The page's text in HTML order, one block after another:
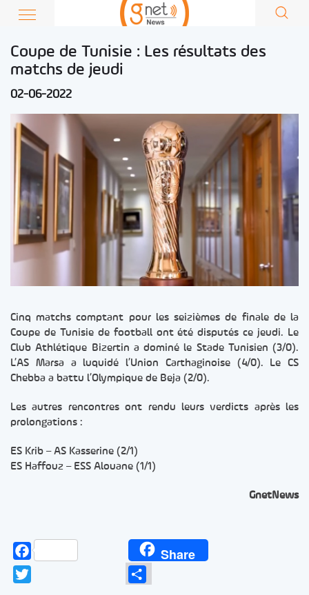
Coupe de Tunisie : Les résultats des
matchs de jeudi
02-06-2022
Cinq matchs comptant pour les seizièmes de finale de la
Coupe de Tunisie de football ont été disputés ce jeudi. Le
Club Athlétique Bizertin a dominé le Stade Tunisien (3/0).
L’AS Marsa a luquidé l’Union Carthaginoise (4/0). Le CS
Chebba a battu l’Olympique de Beja (2/0).
Les autres rencontres ont rendu leurs verdicts après les
prolongations :
ES Krib – AS Kasserine (2/1)
ES Haffouz – ESS Alouane (1/1)
GnetNews
Facebook Share